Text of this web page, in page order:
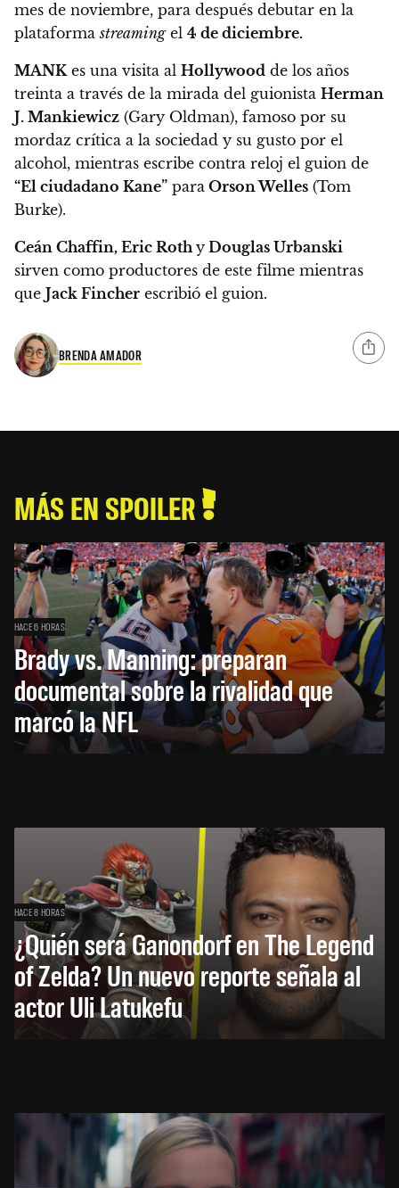
mes de noviembre, para después debutar en la
plataformastreamingel 4 de diciembre.
MANKes una visita al Hollywood de los años
treinta a través de la mirada del guionista Herman
J. Mankiewicz (Gary Oldman), famoso por su
mordaz crítica a la sociedad y su gusto por el
alcohol, mientras escribe contra reloj el guion de
“El ciudadano Kane” para Orson Welles (Tom
Burke).
Ceán Chaffin, Eric Rothy Douglas Urbanski
sirven como productores de este filme mientras
que Jack Fincher escribió el guion.
BRENDA AMADOR
MÁS EN SPOILER
HACE 6 HORAS
Brady vs. Manning: preparan
documental sobre la rivalidad que
marcó la NFL
HACE 8 HORAS
¿Quién será Ganondorf en The Legend
of Zelda? Un nuevo reporte señala al
actor Uli Latukefu